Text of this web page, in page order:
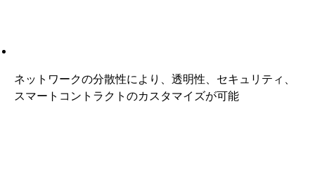
ネットワークの分散性により、透明性、セキュリティ、
スマートコントラクトのカスタマイズが可能